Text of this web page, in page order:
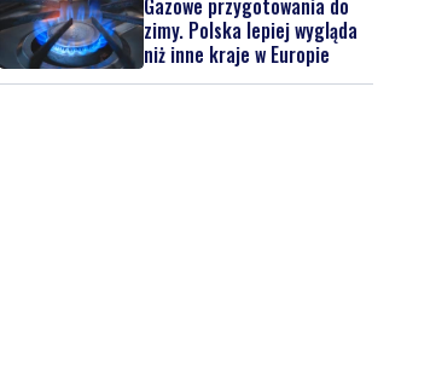
Gazowe przygotowania do
zimy. Polska lepiej wygląda
niż inne kraje w Europie